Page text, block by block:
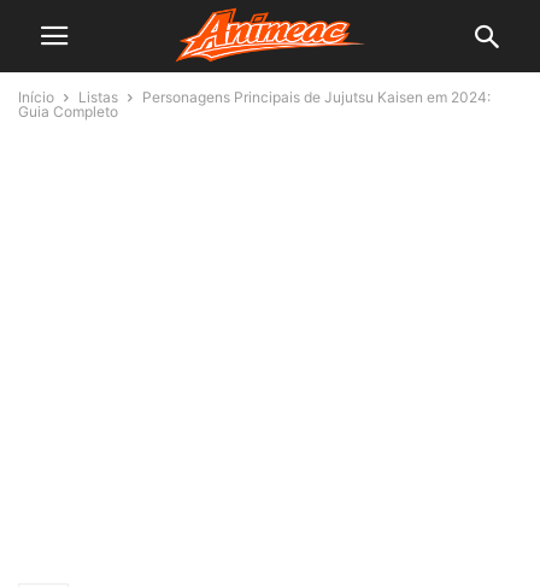
Início Listas
Personagens Principais de Jujutsu Kaisen em 2024:
Guia Completo